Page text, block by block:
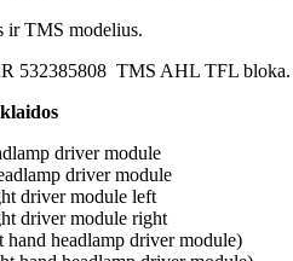
ir TMS modelius.
532385808 TMS AHL TFL bloka.
driver module
driver module
driver module left
driver module right
headlamp driver module)